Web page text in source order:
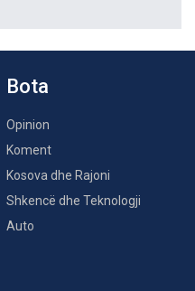
Bota
Opinion
Koment
Kosova dhe Rajoni
Shkencë dhe Teknologji
Auto